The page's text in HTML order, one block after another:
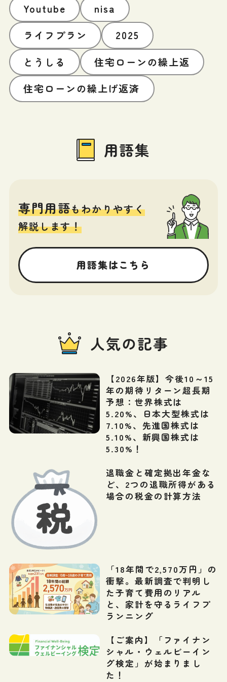
Youtube
nisa
ライフプラン
2025
とうしる
住宅ローンの繰上返
住宅ローンの繰上げ返済
用語集
専門用語もわかりやすく
解説します！
用語集はこちら
人気の記事
【2026年版】今後10～15
年の期待リターン超長期
予想：世界株式は
5.20%、日本大型株式は
7.10%、先進国株式は
5.10%、新興国株式は
5.30%！
退職金と確定拠出年金な
ど、2つの退職所得がある
場合の税金の計算方法
「18年間で2,570万円」の
衝撃。最新調査で判明し
た子育て費用のリアル
と、家計を守るライフプ
ランニング
【ご案内】「ファイナン
シャル・ウェルビーイン
グ検定」が始まりまし
た！